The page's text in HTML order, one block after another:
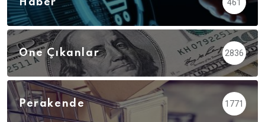
Haber 461
Öne Çıkanlar 2836
Perakende 1771